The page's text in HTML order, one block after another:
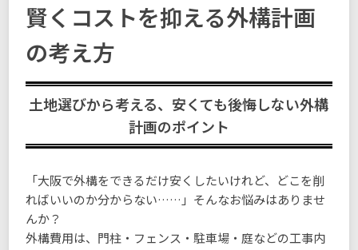
賢くコストを抑える外構計画
の考え方
土地選びから考える、安くても後悔しない外構
計画のポイント
「大阪で外構をできるだけ安くしたいけれど、どこを削
ればいいのか分からない……」そんなお悩みはありませ
んか？
外構費用は、門柱・フェンス・駐車場・庭などの工事内